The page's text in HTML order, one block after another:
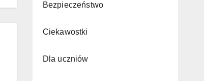
Bezpieczeństwo
Ciekawostki
Dla uczniów